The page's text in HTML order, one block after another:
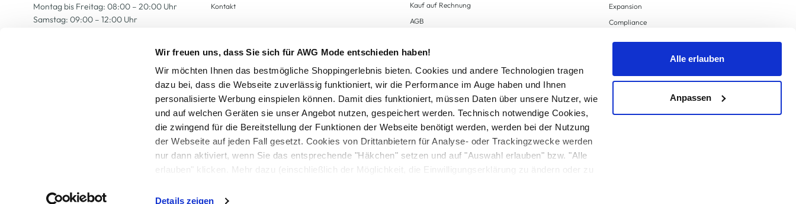
Wir freuen uns, dass Sie sich für AWG Mode entschieden haben!
Wir möchten Ihnen das bestmögliche Shoppingerlebnis bieten. Cookies und andere Technologien tragen
dazu bei, dass die Webseite zuverlässig funktioniert, wir die Performance im Auge haben und Ihnen
personalisierte Werbung einspielen können. Damit dies funktioniert, müssen Daten über unsere Nutzer, wie
und auf welchen Geräten sie unser Angebot nutzen, gespeichert werden. Technisch notwendige Cookies,
die zwingend für die Bereitstellung der Funktionen der Webseite benötigt werden, werden bei der Nutzung
der Webseite auf jeden Fall gesetzt. Cookies von Drittanbietern für Analyse- oder Trackingzwecke werden
nur dann aktiviert, wenn Sie das entsprechende "Häkchen" setzen und auf "Auswahl erlauben" bzw. "Alle
erlauben" klicken. Mehr dazu (einschließlich der Möglichkeit, die Einwilligungserklärung zu ändern oder zu
Details zeigen
Alle erlauben
Anpassen
Montag bis Freitag: 08:00 – 20:00 Uhr
Samstag: 09:00 – 12:00 Uhr
Kontakt
Kauf auf Rechnung
AGB
Zahlungsarten
Datenschutz
AWG CARD Teilnahmebedingungen
Expansion
Compliance
Supply Chain Due Diligence
Alle Preise inkl. gesetzl. Mehrwertsteuer zzgl.